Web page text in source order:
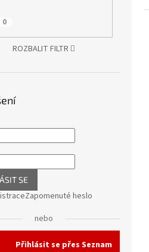
0
ROZBALIT FILTR
SE
Zapomenuté heslo
nebo
Přihlásit se přes Seznam